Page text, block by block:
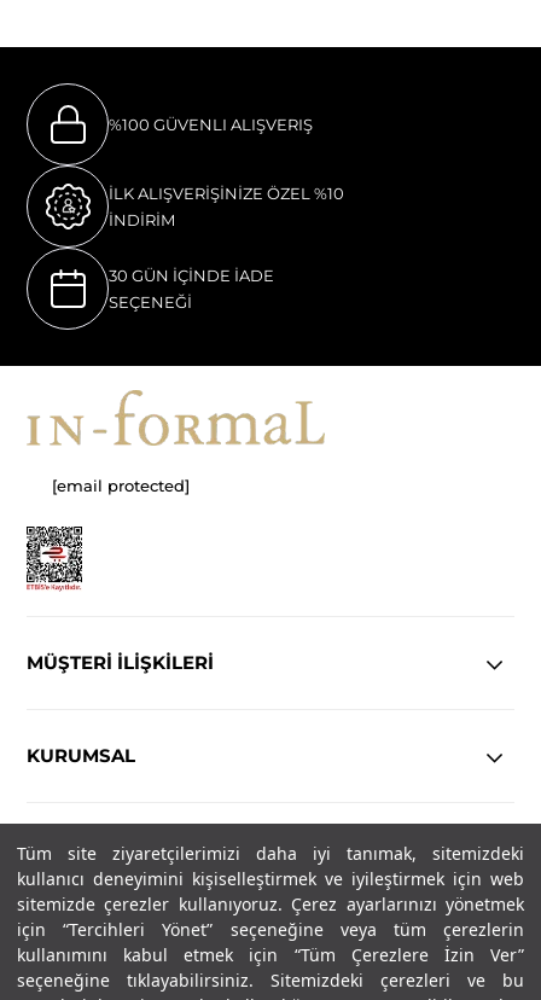
Tüm site ziyaretçilerimizi daha iyi tanımak, sitemizdeki
kullanıcı deneyimini kişiselleştirmek ve iyileştirmek için web
sitemizde çerezler kullanıyoruz. Çerez ayarlarınızı yönetmek
için “Tercihleri Yönet” seçeneğine veya tüm çerezlerin
kullanımını kabul etmek için “Tüm Çerezlere İzin Ver”
seçeneğine tıklayabilirsiniz. Sitemizdeki çerezleri ve bu
%100 GÜVENLI ALIŞVERIŞ
İLK ALIŞVERİŞİNİZE ÖZEL %10
İNDİRİM
30 GÜN İÇİNDE İADE
SEÇENEĞİ
[email protected]
MÜŞTERİ İLİŞKİLERİ
KURUMSAL
YASAL
Copyright© 2025 IN-FORMAL Tüm hakları saklıdır.
SOSYAL MEDYA